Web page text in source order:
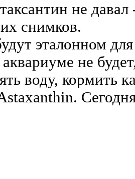
не
снимков.
эталонном
не
воду, кормить